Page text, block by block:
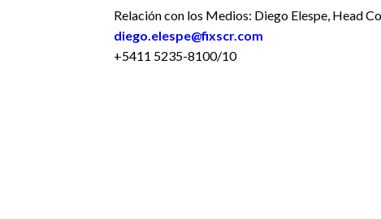
Relación con los Medios: Diego Elespe, Head
diego.elespe@fixscr.com
+5411 5235-8100/10